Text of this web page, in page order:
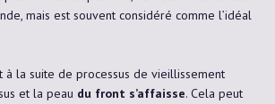
mais est souvent considéré comme l’idéal
à la suite de processus de vieillissement
et la peau du front s’affaisse. Cela peut